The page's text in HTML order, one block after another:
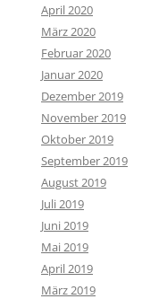
April 2020
März 2020
Februar 2020
Januar 2020
Dezember 2019
November 2019
Oktober 2019
September 2019
August 2019
Juli 2019
Juni 2019
Mai 2019
April 2019
März 2019